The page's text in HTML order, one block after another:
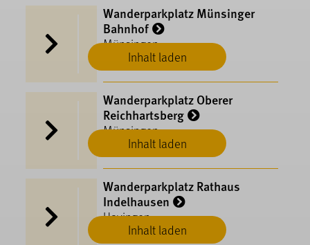
Inhalt laden
Wanderparkplatz Münsinger
Bahnhof
Münsingen
Inhalt laden
Wanderparkplatz Oberer
Reichhartsberg
Münsingen
Inhalt laden
Wanderparkplatz Rathaus
Indelhausen
Hayingen